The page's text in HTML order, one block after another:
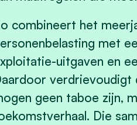
combineert het
met
uitgaven en
verdrievoudigt
geen taboe zijn,
Die